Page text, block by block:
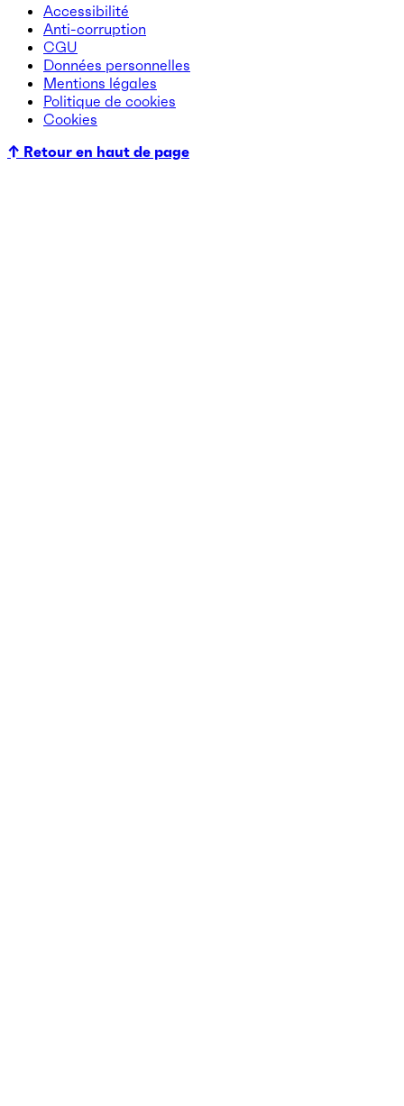
Accessibilité
Anti-corruption
CGU
Données personnelles
Mentions légales
Politique de cookies
Cookies
↑ Retour en haut de page